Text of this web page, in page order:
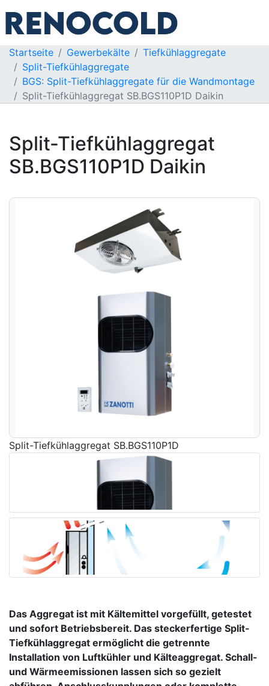
Startseite Gewerbekälte
Tiefkühlaggregate
Split-Tiefkühlaggregate
BGS: Split-Tiefkühlaggregate für die Wandmontage
Split-Tiefkühlaggregat SB.BGS110P1D Daikin
Split-Tiefkühlaggregat
SB.BGS110P1D Daikin
Split-Tiefkühlaggregat SB.BGS110P1D
Das Aggregat ist mit Kältemittel vorgefüllt, getestet
und sofort Betriebsbereit. Das steckerfertige Split-
Tiefkühlaggregat ermöglicht die getrennte
Installation von Luftkühler und Kälteaggregat. Schall-
und Wärmeemissionen lassen sich so gezielt